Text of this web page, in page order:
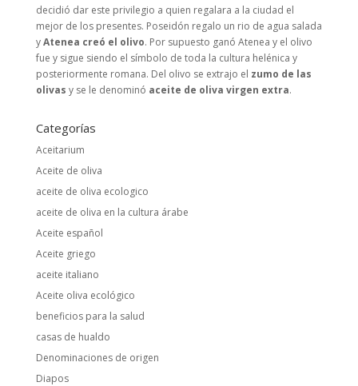
decidió dar este privilegio a quien regalara a la ciudad el
mejor de los presentes. Poseidón regalo un rio de agua salada
yAtenea creó el olivo. Por supuesto ganó Atenea y el olivo
fue y sigue siendo el símbolo de toda la cultura helénica y
posteriormente romana. Del olivo se extrajo el zumo de las
olivas y se le denominó aceite de oliva virgen extra.
Categorías
Aceitarium
Aceite de oliva
aceite de oliva ecologico
aceite de oliva en la cultura árabe
Aceite español
Aceite griego
aceite italiano
Aceite oliva ecológico
beneficios para la salud
casas de hualdo
Denominaciones de origen
Diapos